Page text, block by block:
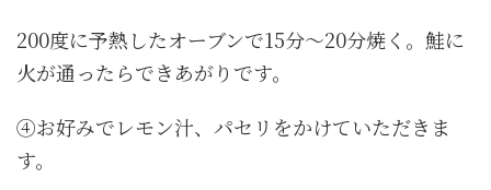
200度に予熱したオーブンで15分～20分焼く。鮭に
火が通ったらできあがりです。
④お好みでレモン汁、パセリをかけていただきま
す。